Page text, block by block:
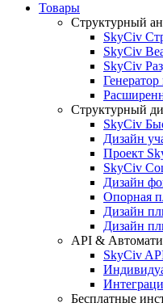
Товары
Структурный
SkyCiv
SkyCiv
SkyCiv
Структурный
SkyCiv
Дизайн
Проект
SkyCiv
Дизайн
Опорная
Дизайн
Дизайн
API &
SkyCiv
Бесплатные